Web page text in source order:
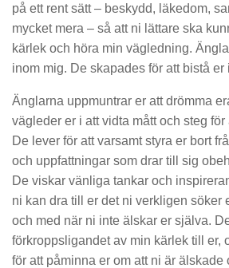
på ett rent sätt – beskydd, läkedom,
mycket mera – så att ni lättare ska
kärlek och höra min vägledning.
inom mig. De skapades för att bistå
Änglarna uppmuntrar er att drömma
vägleder er i att vidta mått och steg
De lever för att varsamt styra er bort
och uppfattningar som drar till sig
De viskar vänliga tankar och
ni kan dra till er det ni verkligen söker
och med när ni inte älskar er själva.
förkroppsligandet av min kärlek till er,
för att påminna er om att ni är älskade